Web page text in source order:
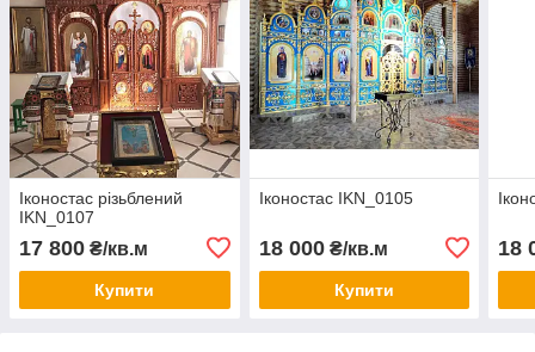
Іконостас різьблений
IKN_0107
17 800 ₴/кв.м
Купити
Іконостас IKN_0105
18 000₴/кв.м
Купити
18